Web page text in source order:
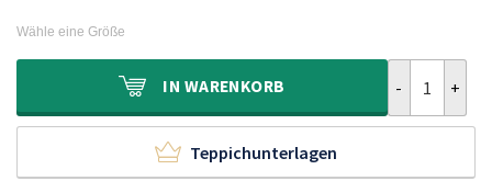
Wähle eine Größe
IN WARENKORB
Teppichunterlagen